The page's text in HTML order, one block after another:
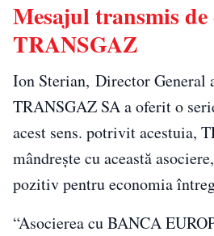
Mesajul transmis
TRANSGAZ
Ion Sterian, Director General
TRANSGAZ SA a oferit o
acest sens. potrivit acestuia,
mândrește cu această
pozitiv pentru economia
“Asocierea cu BANCA